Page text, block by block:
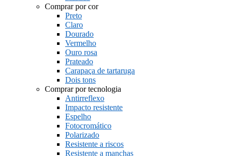
Comprar por cor
Preto
Claro
Dourado
Vermelho
Ouro rosa
Prateado
Carapaça de tartaruga
Dois tons
Comprar por tecnologia
Antirreflexo
Impacto resistente
Espelho
Fotocromático
Polarizado
Resistente a riscos
Resistente a manchas